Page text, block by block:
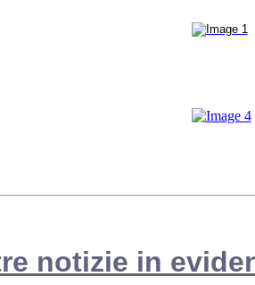
notizie in